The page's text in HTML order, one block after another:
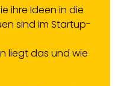
ihre Ideen in die
sind im Startup-
liegt das und wie